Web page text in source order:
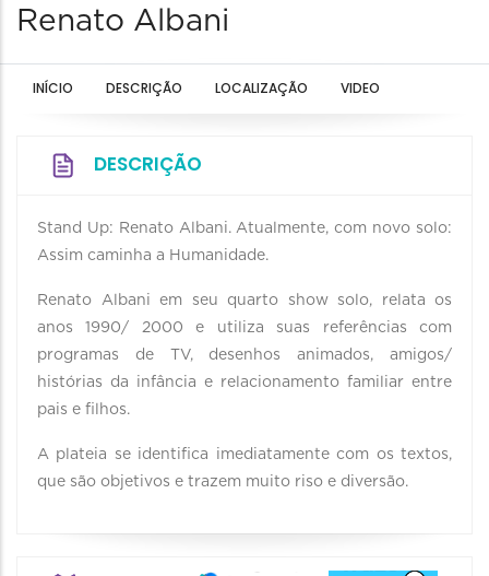
Renato Albani
INÍCIO DESCRIÇÃO LOCALIZAÇÃO VIDEO
DESCRIÇÃO
Stand Up: Renato Albani. Atualmente, com novo solo:
Assim caminha a Humanidade.
Renato Albani em seu quarto show solo, relata os
anos 1990/ 2000 e utiliza suas referências com
programas de TV, desenhos animados, amigos/
histórias da infância e relacionamento familiar entre
pais e filhos.
A plateia se identifica imediatamente com os textos,
que são objetivos e trazem muito riso e diversão.